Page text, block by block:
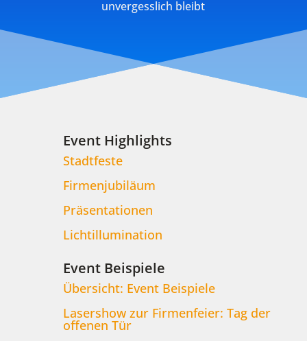
unvergesslich bleibt
Event Highlights
Stadtfeste
Firmenjubiläum
Präsentationen
Lichtillumination
Event Beispiele
Übersicht: Event Beispiele
Lasershow zur Firmenfeier: Tag der
offenen Tür